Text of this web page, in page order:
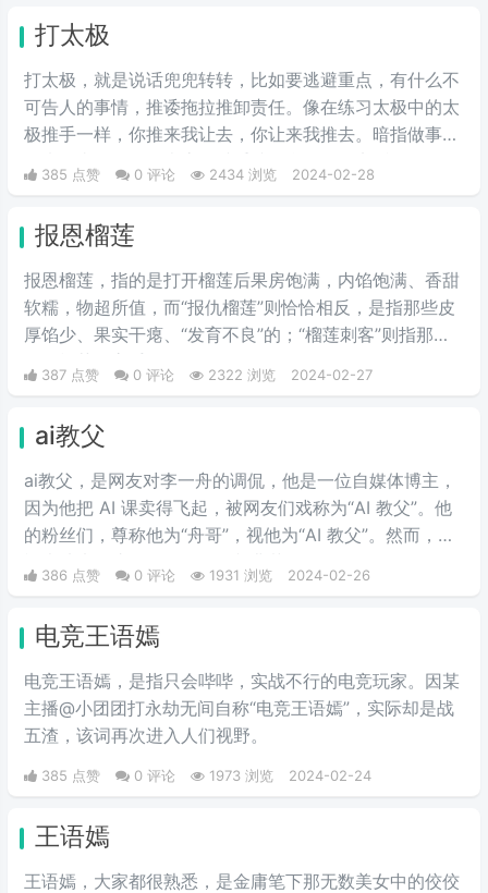
破梗、旧梗来敷衍了事，不被认可时，网友们就会评论一
句“没梗可以不发”。
打太极
打太极，就是说话兜兜转转，比如要逃避重点，有什么不
可告人的事情，推诿拖拉推卸责任。像在练习太极中的太
极推手一样，你推来我让去，你让来我推去。暗指做事情
推来推去，不明确表态，避重就轻含糊不说实话。
385 点赞 0 评论 2434 浏览 2024-02-28
报恩榴莲
报恩榴莲，指的是打开榴莲后果房饱满，内馅饱满、香甜
软糯，物超所值，而“报仇榴莲”则恰恰相反，是指那些皮
厚馅少、果实干瘪、“发育不良”的；“榴莲刺客”则指那些
会挑榴莲的高手。
387 点赞 0 评论 2322 浏览 2024-02-27
ai教父
ai教父，是网友对李一舟的调侃，他是一位自媒体博主，
因为他把 AI 课卖得飞起，被网友们戏称为“AI 教父”。他
的粉丝们，尊称他为“舟哥”，视他为“AI 教父”。然而，质
他的课程是“智商税”。
386 点赞 0 评论 1931 浏览 2024-02-26
电竞王语嫣
电竞王语嫣，是指只会哔哔，实战不行的电竞玩家。因某
主播@小团团打永劫无间自称“电竞王语嫣”，实际却是战
五渣，该词再次进入人们视野。
385 点赞 0 评论 1973 浏览 2024-02-24
王语嫣
王语嫣，大家都很熟悉，是金庸笔下那无数美女中的佼佼